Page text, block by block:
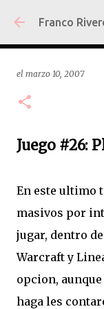
Ir
Franco
el marzo 10, 2007
Juego #26:
En este ultimo
masivos por
jugar, dentro
Warcraft y
opcion,
haga les